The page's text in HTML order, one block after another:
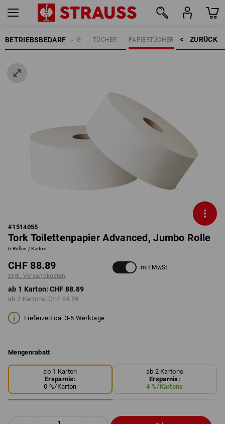
BETRIEBSBEDARF ZURÜCK    >
PAPIERTÜCHER
TÜCHER
REINIGUNG
#1514055
Tork Toilettenpapier Advanced, Jumbo Rolle
6 Rollen / Karton
CHF 88.89
zzgl. Versandkosten
mit MwSt.
ab 1 Karton: CHF 88.89
ab 2 Kartons: CHF 84.89
Lieferzeit ca. 3-5 Werktage
Mengenrabatt
ab 1 Karton
Ersparnis:
0 %/Karton
ab 2 Kartons
Ersparnis:
4 %/Kartons